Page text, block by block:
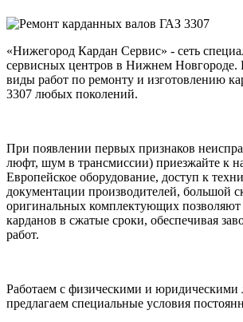
«Нижегород Кардан Сервис» - сеть
сервисных центров в Нижнем Новгороде.
виды работ по ремонту и изготовлению
3307 любых поколений.
При появлении первых признаков
люфт, шум в трансмиссии) приезжайте к
Европейское оборудование, доступ к
документации производителей, большой
оригинальных комплектующих позволяют
карданов в сжатые сроки, обеспечивая
работ.
Работаем с физическими и юридическими
предлагаем специальные условия